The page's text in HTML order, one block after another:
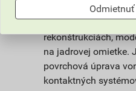
poveternostnými
štrukturálne
rekonštrukciách,
na jadrovej omietke.
povrchová úprava
kontaktných